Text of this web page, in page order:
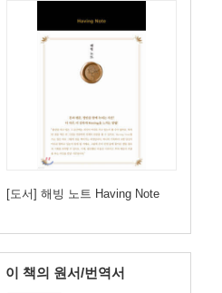
[도서] 해빙 노트 Having Note
이 책의 원서/번역서